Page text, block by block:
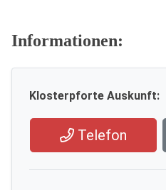
Informationen:
Klosterpforte Auskunft:
Telefon